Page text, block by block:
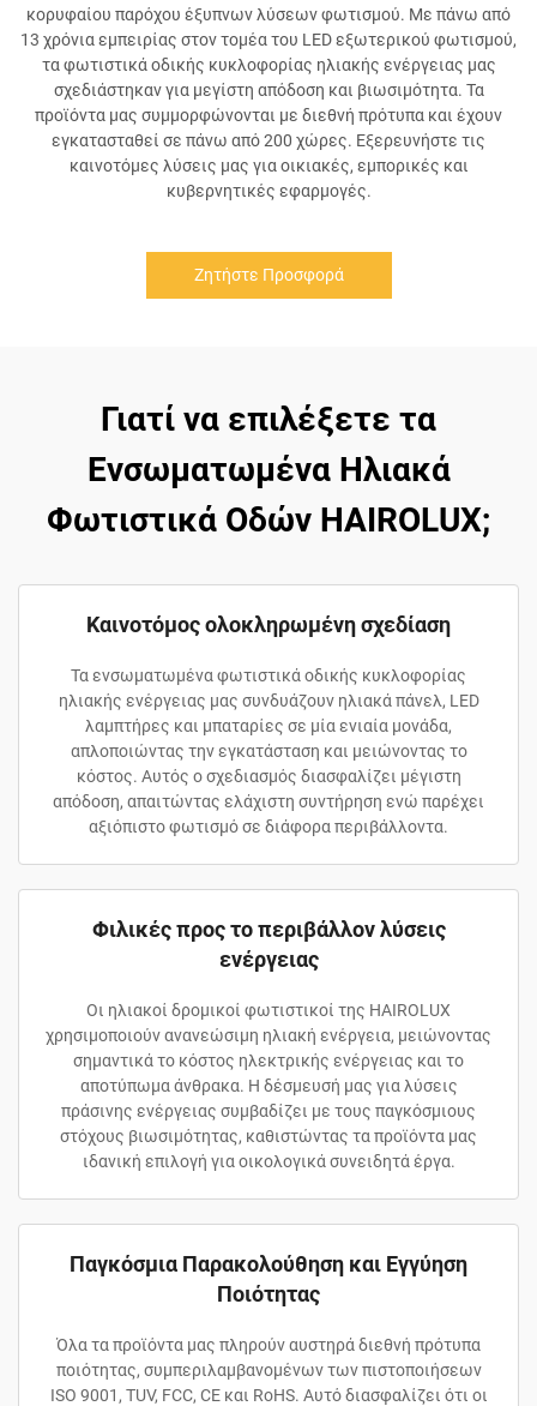
κορυφαίου παρόχου έξυπνων λύσεων φωτισμού. Με πάνω από
13 χρόνια εμπειρίας στον τομέα του LED εξωτερικού φωτισμού,
τα φωτιστικά οδικής κυκλοφορίας ηλιακής ενέργειας μας
σχεδιάστηκαν για μεγίστη απόδοση και βιωσιμότητα. Τα
προϊόντα μας συμμορφώνονται με διεθνή πρότυπα και έχουν
εγκατασταθεί σε πάνω από 200 χώρες. Εξερευνήστε τις
καινοτόμες λύσεις μας για οικιακές, εμπορικές και
κυβερνητικές εφαρμογές.
Ζητήστε Προσφορά
Γιατί να επιλέξετε τα
Ενσωματωμένα Ηλιακά
Φωτιστικά Οδών HAIROLUX;
Καινοτόμος ολοκληρωμένη σχεδίαση
Τα ενσωματωμένα φωτιστικά οδικής κυκλοφορίας
ηλιακής ενέργειας μας συνδυάζουν ηλιακά πάνελ, LED
λαμπτήρες και μπαταρίες σε μία ενιαία μονάδα,
απλοποιώντας την εγκατάσταση και μειώνοντας το
κόστος. Αυτός ο σχεδιασμός διασφαλίζει μέγιστη
απόδοση, απαιτώντας ελάχιστη συντήρηση ενώ παρέχει
αξιόπιστο φωτισμό σε διάφορα περιβάλλοντα.
Φιλικές προς το περιβάλλον λύσεις
ενέργειας
Οι ηλιακοί δρομικοί φωτιστικοί της HAIROLUX
χρησιμοποιούν ανανεώσιμη ηλιακή ενέργεια, μειώνοντας
σημαντικά το κόστος ηλεκτρικής ενέργειας και το
αποτύπωμα άνθρακα. Η δέσμευσή μας για λύσεις
πράσινης ενέργειας συμβαδίζει με τους παγκόσμιους
στόχους βιωσιμότητας, καθιστώντας τα προϊόντα μας
ιδανική επιλογή για οικολογικά συνειδητά έργα.
Παγκόσμια Παρακολούθηση και Εγγύηση
Ποιότητας
Όλα τα προϊόντα μας πληρούν αυστηρά διεθνή πρότυπα
ποιότητας, συμπεριλαμβανομένων των πιστοποιήσεων
ISO 9001, TUV, FCC, CE και RoHS. Αυτό διασφαλίζει ότι οι